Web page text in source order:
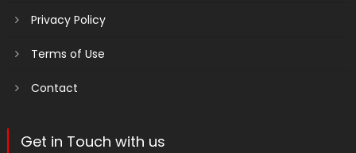
Privacy Policy
Terms of Use
Contact
Get in Touch with us